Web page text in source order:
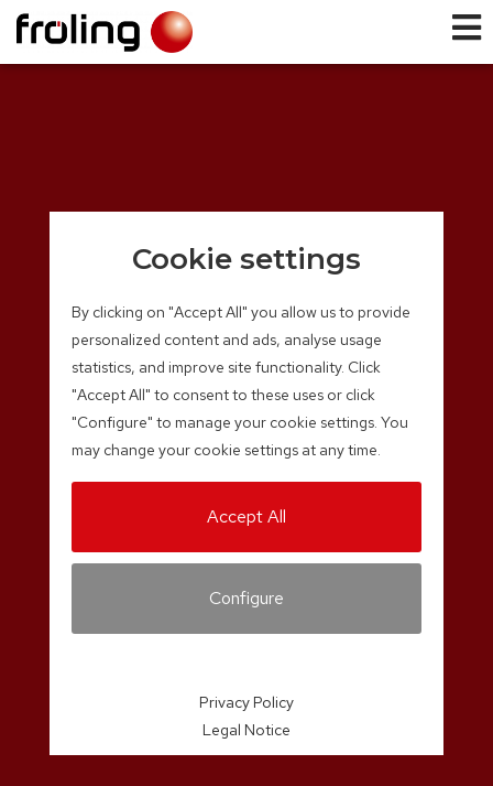
Cookie settings
By clicking on "Accept All" you allow us to provide
personalized content and ads, analyse usage
statistics, and improve site functionality. Click
"Accept All" to consent to these uses or click
"Configure" to manage your cookie settings. You
may change your cookie settings at any time.
Accept All
Configure
Privacy Policy
Legal Notice